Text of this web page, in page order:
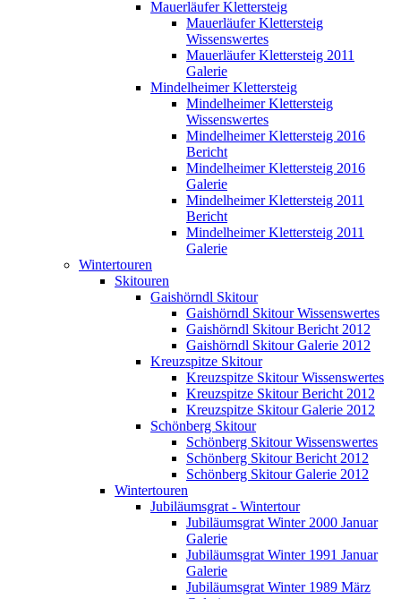
Mauerläufer Klettersteig
Mauerläufer Klettersteig
Wissenswertes
Mauerläufer Klettersteig 2011
Galerie
Mindelheimer Klettersteig
Mindelheimer Klettersteig
Wissenswertes
Mindelheimer Klettersteig 2016
Bericht
Mindelheimer Klettersteig 2016
Galerie
Mindelheimer Klettersteig 2011
Bericht
Mindelheimer Klettersteig 2011
Galerie
Wintertouren
Skitouren
Gaishörndl Skitour
Gaishörndl Skitour Wissenswertes
Gaishörndl Skitour Bericht 2012
Gaishörndl Skitour Galerie 2012
Kreuzspitze Skitour
Kreuzspitze Skitour Wissenswertes
Kreuzspitze Skitour Bericht 2012
Kreuzspitze Skitour Galerie 2012
Schönberg Skitour
Schönberg Skitour Wissenswertes
Schönberg Skitour Bericht 2012
Schönberg Skitour Galerie 2012
Wintertouren
Jubiläumsgrat - Wintertour
Jubiläumsgrat Winter 2000 Januar
Galerie
Jubiläumsgrat Winter 1991 Januar
Galerie
Jubiläumsgrat Winter 1989 März